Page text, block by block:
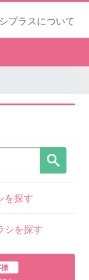
プラスについて
を探す
シを探す